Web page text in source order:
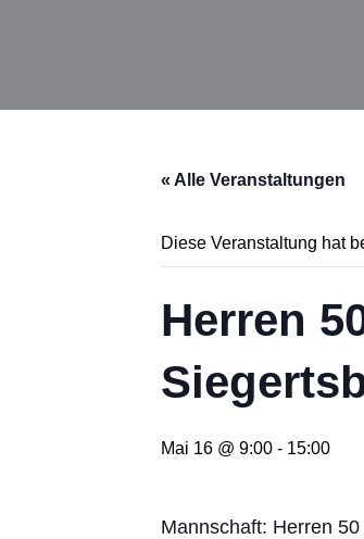
« Alle Veranstaltungen
Diese Veranstaltung hat
Herren
Mai 16 @ 9:00 - 15:00
Mannschaft: Herren